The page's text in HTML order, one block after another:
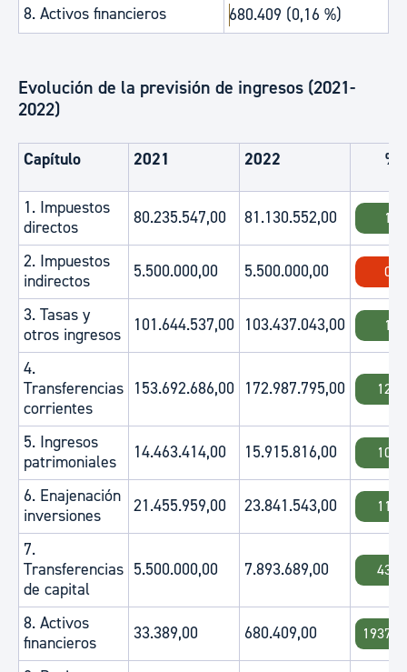
8. Activos financieros
680.409 (0,16 %)
Evolución de la previsión de ingresos (2021-
2022)
Capítulo 2021 2022 %
1. Impuestos
directos
80.235.547,00 81.130.552,00
2. Impuestos
indirectos
5.500.000,00 5.500.000,00
3. Tasas y
otros ingresos
101.644.537,00 103.437.043,00
4.
Transferencias
corrientes
153.692.686,00 172.987.795,00
5. Ingresos
patrimoniales
14.463.414,00 15.915.816,00
6. Enajenación
inversiones
21.455.959,00 23.841.543,00
7.
Transferencias
de capital
5.500.000,00 7.893.689,00
8. Activos
financieros
33.389,00 680.409,00